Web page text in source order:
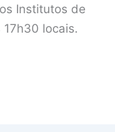
Institutos de
locais.